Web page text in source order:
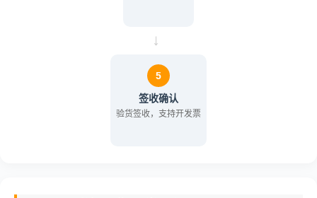
→
5
签收确认
验货签收，支持开发票